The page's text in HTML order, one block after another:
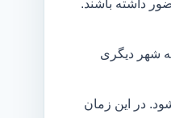
داشته باشند.
شهر دیگری
در این زمان